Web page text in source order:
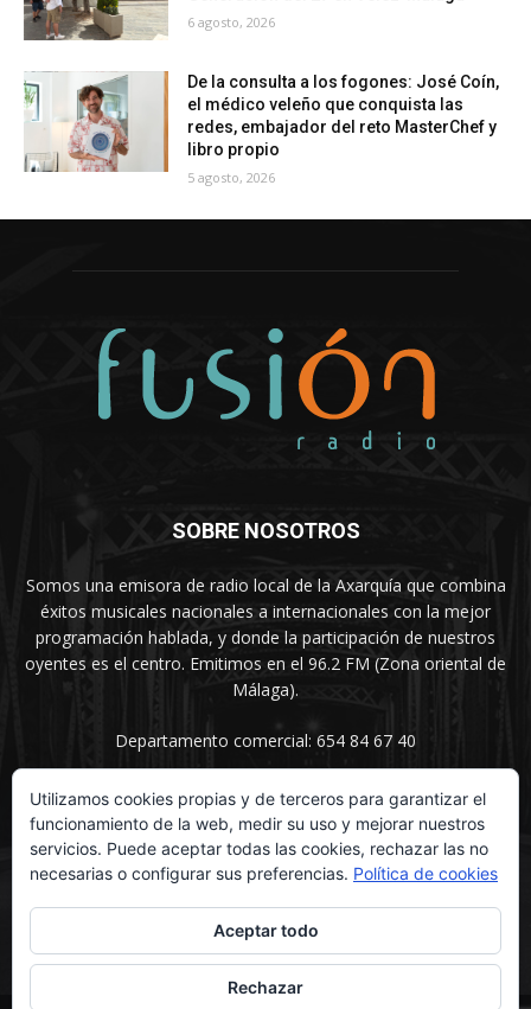
6 agosto, 2026
De la consulta a los fogones: José Coín,
el médico veleño que conquista las
redes, embajador del reto MasterChef y
libro propio
5 agosto, 2026
SOBRE NOSOTROS
Somos una emisora de radio local de la Axarquía que combina
éxitos musicales nacionales a internacionales con la mejor
programación hablada, y donde la participación de nuestros
oyentes es el centro. Emitimos en el 96.2 FM (Zona oriental de
Málaga).
Departamento comercial: 654 84 67 40
SÍGUENOS
Utilizamos cookies propias y de terceros para garantizar el
funcionamiento de la web, medir su uso y mejorar nuestros
servicios. Puede aceptar todas las cookies, rechazar las no
necesarias o configurar sus preferencias. Política de cookies
Aceptar todo
Rechazar